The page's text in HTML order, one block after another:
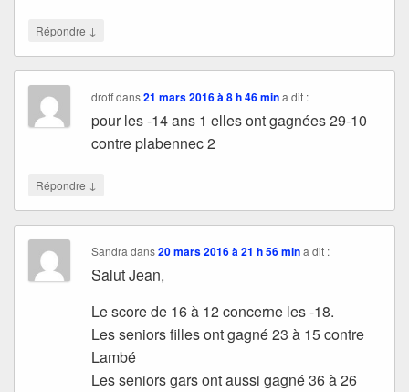
Répondre ↓
droffdans21 mars 2016 à 8 h 46 min a dit :
pour les -14 ans 1 elles ont gagnées 29-10
contre plabennec 2
Répondre ↓
Sandra dans20 mars 2016 à 21 h 56 min a dit :
Salut Jean,
Le score de 16 à 12 concerne les -18.
Les seniors filles ont gagné 23 à 15 contre
Lambé
Les seniors gars ont aussi gagné 36 à 26